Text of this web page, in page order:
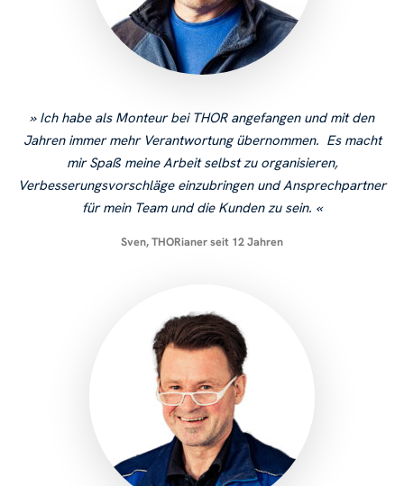
Ich habe als Monteur bei THOR angefangen und mit den
Jahren immer mehr Verantwortung übernommen. Es macht
mir Spaß meine Arbeit selbst zu organisieren,
Verbesserungsvorschläge einzubringen und Ansprechpartner
für mein Team und die Kunden zu sein.
Sven, THORianer seit 12 Jahren